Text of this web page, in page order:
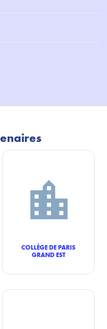
COLLÈGE DE PARIS
GRAND EST